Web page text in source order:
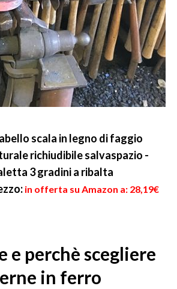
scala in legno di faggio
richiudibile salvaspazio -
3 gradini a ribalta
in offerta su Amazon a: 28,19€
e perchè scegliere
in ferro